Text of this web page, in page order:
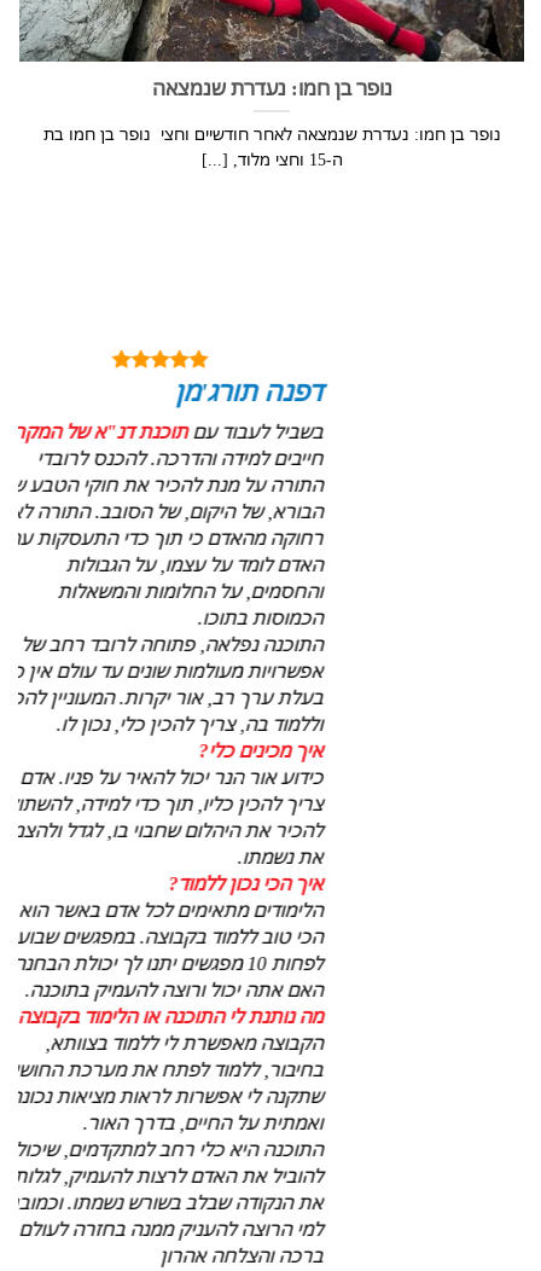
נופר בן חמו: נעדרת שנמצאה
נופר בן חמו: נעדרת שנמצאה לאחר חודשיים וחצי נופר בן חמו בת
ה-15 וחצי מלוד, [...]
דפנה תורג'מן
בשביל לעבוד עםתוכנת דנ"א של המקרא
חייבים למידה והדרכה. להכנס לרובדי
התורה על מנת להכיר את חוקי הטבע של
הבורא, של היקום, של הסובב. התורה לא
רחוקה מהאדם כי תוך כדי התעסקות עמה
האדם לומד על עצמו, על הגבולות
והחסמים, על החלומות והמשאלות
הכמוסות בתוכו.
התוכנה נפלאה, פתוחה לרובד רחב של
אפשרויות מעולמות שונים עד עולם אין סוף.
בעלת ערך רב, אור יקרות. המעוניין להכיר
וללמוד בה, צריך להכין כלי, נכון לו.
איך מכינים כלי?
כידוע אור הנר יכול להאיר על פניו. אדם
צריך להכין כליו, תוך כדי למידה, להשתוקק
להכיר את היהלום שחבוי בו, לגדל ולהצמיח
את נשמתו.
איך הכי נכון ללמוד?
הלימודים מתאימים לכל אדם באשר הוא.
הכי טוב ללמוד בקבוצה. במפגשים שבועיים
לפחות 10 מפגשים יתנו לך יכולת הבחנה
האם אתה יכול ורוצה להעמיק בתוכנה.
מה נותנת לי התוכנה או הלימוד בקבוצה?
הקבוצה מאפשרת לי ללמוד בצוותא,
בחיבור, ללמוד לפתח את מערכת החושים,
שתקנה לי אפשרות לראות מציאות נכונה
ואמתית על החיים, בדרך האור.
התוכנה היא כלי רחב למתקדמים, שיכול
להוביל את האדם לרצות להעמיק, לגלות
את הנקודה שבלב בשורש נשמתו. וכמובן
למי הרוצה להעניק ממנה בחזרה לעולם.
ברכה והצלחה אהרון